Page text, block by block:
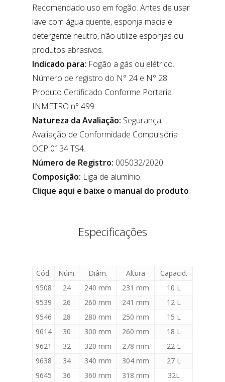
Recomendado uso em fogão. Antes de usar
lave com água quente, esponja macia e
detergente neutro, não utilize esponjas ou
produtos abrasivos.
Indicado para: Fogão a gás ou elétrico.
Número de registro do N° 24 e N° 28
Produto Certificado Conforme Portaria
INMETRO n° 499.
Natureza da Avaliação: Segurança.
Avaliação de Conformidade Compulsória
OCP 0134 TS4.
Número de Registro: 005032/2020
Composição: Liga de alumínio.
Clique aqui e baixe o manual do produto
Especificações
Cód. Núm. Diâm. Altura
Capacid.
9508
24 240 mm 231 mm
10 L
9539
26 260 mm 241 mm
12 L
9546
28 280 mm 250 mm
15 L
9614
30 300 mm 260 mm
18 L
9621
32 320 mm 278 mm
22 L
9638
34 340 mm 304 mm
27 L
9645
36 360 mm 318 mm
32L